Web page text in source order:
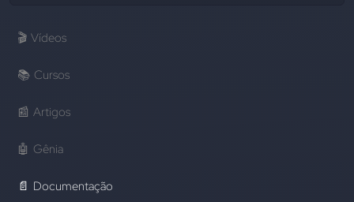
🎬 Vídeos
📚 Cursos
📰 Artigos
🤖 Gênia
📄 Documentação